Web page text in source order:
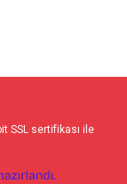
SSL sertifikası ile